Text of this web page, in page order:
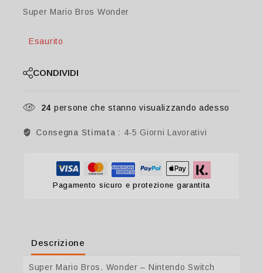
Super Mario Bros Wonder
Esaurito
CONDIVIDI
24 persone che stanno visualizzando adesso
Consegna Stimata : 4-5 Giorni Lavorativi
Pagamento sicuro e protezione garantita
Descrizione
Super Mario Bros. Wonder – Nintendo Switch